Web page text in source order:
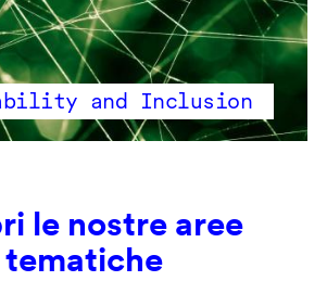
and Inclusion
le nostre aree
tematiche